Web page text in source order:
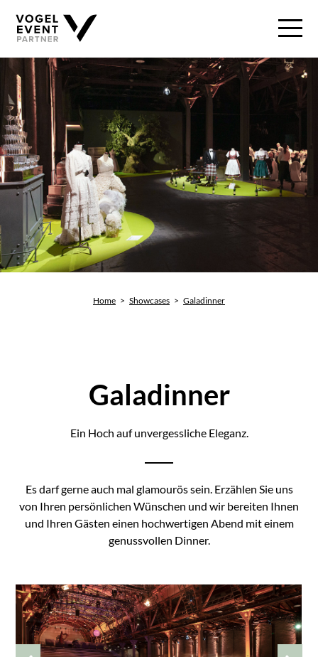
Home > Showcases > Galadinner
Galadinner
Ein Hoch auf unvergessliche Eleganz.
Es darf gerne auch mal glamourös sein. Erzählen Sie uns
von Ihren persönlichen Wünschen und wir bereiten Ihnen
und Ihren Gästen einen hochwertigen Abend mit einem
genussvollen Dinner.